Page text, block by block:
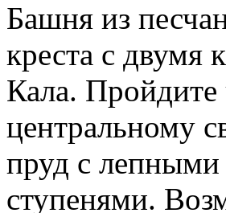
Башня из
креста с двумя
Кала.
центральному
пруд с
ступенями.